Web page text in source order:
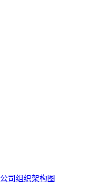
公司组织架构图